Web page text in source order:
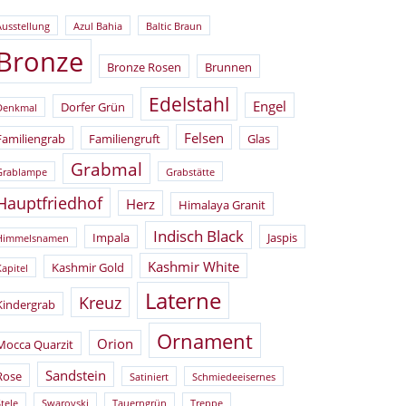
Azul Bahia Baltic Braun
Bronze Rosen Brunnen
Dorfer Grün Edelstahl Engel
Familiengruft Felsen Glas
Grabmal Grabstätte
Herz Himalaya Granit
Impala Indisch Black Jaspis
Kashmir Gold Kashmir White
Kreuz Laterne
Quarzit Orion Ornament
Sandstein Satiniert Schmiedeeisernes
Swarovski Tauerngrün Treppe